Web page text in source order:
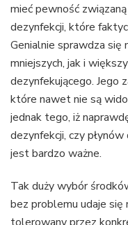
mieć pewność
dezynfekcji, które
Genialnie sprawdza się
mniejszych, jak i
dezynfekującego. Jego
które nawet nie są
jednak tego, iż
dezynfekcji, czy
jest bardzo ważne.
Tak duży wybór
bez problemu udaje się